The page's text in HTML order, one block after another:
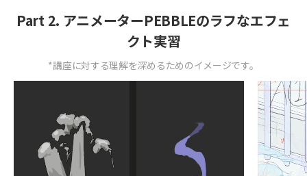
Part 2. アニメーターPEBBLEのラフなエフェ
クト実習
*講座に対する理解を深めるためのイメージです。